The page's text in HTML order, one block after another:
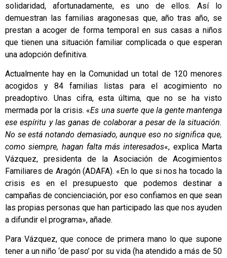
solidaridad, afortunadamente, es uno de ellos. Así lo
demuestran las familias aragonesas que, año tras año, se
prestan a acoger de forma temporal en sus casas a niños
que tienen una situación familiar complicada o que esperan
una adopción definitiva.
Actualmente hay en la Comunidad un total de 120 menores
acogidos y 84 familias listas para el acogimiento no
preadoptivo. Unas cifra, esta última, que no se ha visto
mermada por la crisis. «Es una suerte que la gente mantenga
ese espíritu y las ganas de colaborar a pesar de la situación.
No se está notando demasiado, aunque eso no significa que,
como siempre, hagan falta más interesados«, explica Marta
Vázquez, presidenta de la Asociación de Acogimientos
Familiares de Aragón (ADAFA). «En lo que si nos ha tocado la
crisis es en el presupuesto que podemos destinar a
campañas de concienciación, por eso confiamos en que sean
las propias personas que han participado las que nos ayuden
a difundir el programa», añade.
Para Vázquez, que conoce de primera mano lo que supone
tener a un niño ‘de paso’ por su vida (ha atendido a más de 50